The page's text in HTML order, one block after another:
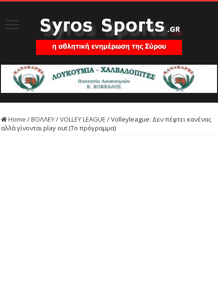
Home /ΒΟΛΛΕΥ/VOLLEY LEAGUE /Volleyleague: Δεν πέφτει κανένας
αλλά γίνονται play out (Το πρόγραμμα)